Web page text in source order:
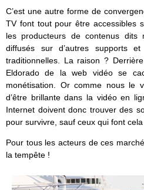
C’est une autre forme de
TV font tout pour être accessibles
les producteurs de contenus dits
diffusés sur d’autres supports
traditionnelles. La raison ?
Eldorado de la web vidéo se
monétisation. Or comme nous le
d’être brillante dans la vidéo en
Internet doivent donc trouver des
pour survivre, sauf ceux qui font
Pour tous les acteurs de ces
la tempête !